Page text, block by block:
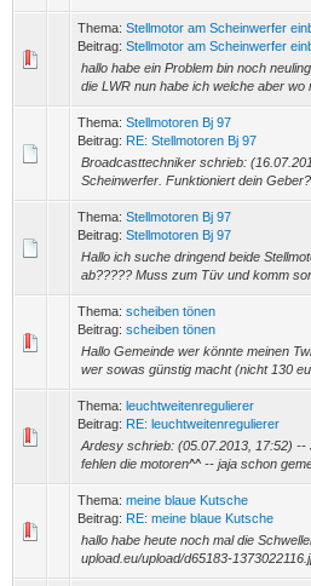
Thema: Stellmotor am Scheinwerfer
Beitrag: Stellmotor am Scheinwerfer
hallo habe ein Problem bin noch
die LWR nun habe ich welche aber
Thema: Stellmotoren Bj 97
Beitrag: RE: Stellmotoren Bj 97
Broadcasttechniker schrieb:
Scheinwerfer. Funktioniert dein
Thema: Stellmotoren Bj 97
Beitrag: Stellmotoren Bj 97
Hallo ich suche dringend beide
ab????? Muss zum Tüv und komm
Thema: scheiben tönen
Beitrag: scheiben tönen
Hallo Gemeinde wer könnte meinen
wer sowas günstig macht (nicht 130
Thema: leuchtweitenregulierer
Beitrag: RE: leuchtweitenregulierer
Ardesy schrieb: (05.07.2013, 17:52) --
fehlen die motoren^^ -- jaja schon
Thema: meine blaue Kutsche
Beitrag: RE: meine blaue Kutsche
hallo habe heute noch mal die
upload.eu/upload/d65183-